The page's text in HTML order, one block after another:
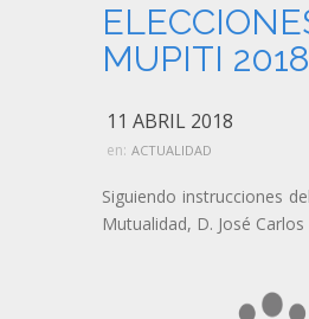
MUPITI 2018
11 ABRIL 2018
en: ACTUALIDAD
Siguiendo instrucciones
Mutualidad, D. José